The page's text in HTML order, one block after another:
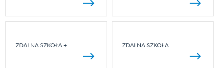
ZDALNA SZKOŁA + ZDALNA SZKOŁA